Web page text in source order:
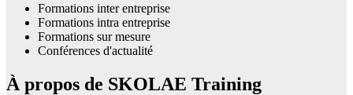
Formations inter entreprise
Formations intra entreprise
Formations sur mesure
Conférences d'actualité
À propos de SKOLAE Training